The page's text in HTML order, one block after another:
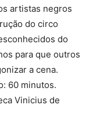
artistas negros
do circo
do
para que outros
a cena.
60 minutos.
Vinicius de